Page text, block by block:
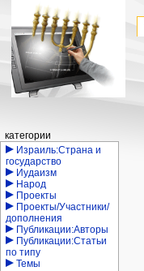
Навигация
категории
Израиль:Страна и
государство
Иудаизм
Народ
Проекты
Проекты/Участники/
дополнения
Публикации:Авторы
Публикации:Статьи
по типу
Темы